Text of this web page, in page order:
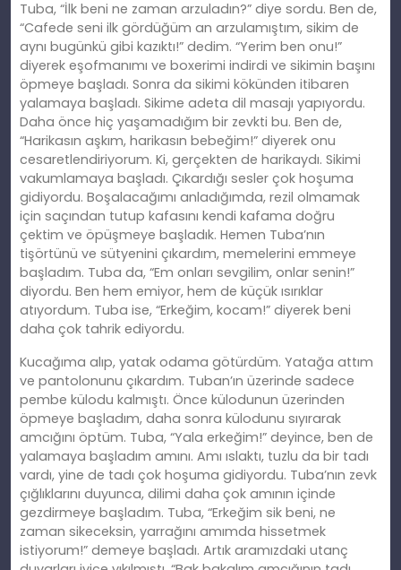
Tuba, “İlk beni ne zaman arzuladın?” diye sordu. Ben de,
“Cafede seni ilk gördüğüm an arzulamıştım, sikim de
aynı bugünkü gibi kazıktı!” dedim. “Yerim ben onu!”
diyerek eşofmanımı ve boxerimi indirdi ve sikimin başını
öpmeye başladı. Sonra da sikimi kökünden itibaren
yalamaya başladı. Sikime adeta dil masajı yapıyordu.
Daha önce hiç yaşamadığım bir zevkti bu. Ben de,
“Harikasın aşkım, harikasın bebeğim!” diyerek onu
cesaretlendiriyorum. Ki, gerçekten de harikaydı. Sikimi
vakumlamaya başladı. Çıkardığı sesler çok hoşuma
gidiyordu. Boşalacağımı anladığımda, rezil olmamak
için saçından tutup kafasını kendi kafama doğru
çektim ve öpüşmeye başladık. Hemen Tuba’nın
tişörtünü ve sütyenini çıkardım, memelerini emmeye
başladım. Tuba da, “Em onları sevgilim, onlar senin!”
diyordu. Ben hem emiyor, hem de küçük ısırıklar
atıyordum. Tuba ise, “Erkeğim, kocam!” diyerek beni
daha çok tahrik ediyordu.
Kucağıma alıp, yatak odama götürdüm. Yatağa attım
ve pantolonunu çıkardım. Tuban’ın üzerinde sadece
pembe külodu kalmıştı. Önce külodunun üzerinden
öpmeye başladım, daha sonra külodunu sıyırarak
amcığını öptüm. Tuba, “Yala erkeğim!” deyince, ben de
yalamaya başladım amını. Amı ıslaktı, tuzlu da bir tadı
vardı, yine de tadı çok hoşuma gidiyordu. Tuba’nın zevk
çığlıklarını duyunca, dilimi daha çok amının içinde
gezdirmeye başladım. Tuba, “Erkeğim sik beni, ne
zaman sikeceksin, yarrağını amımda hissetmek
istiyorum!” demeye başladı. Artık aramızdaki utanç